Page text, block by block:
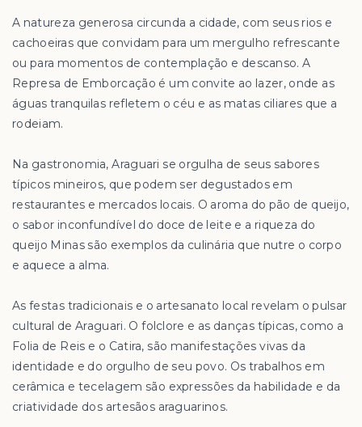
A natureza generosa circunda a cidade, com seus rios e
cachoeiras que convidam para um mergulho refrescante
ou para momentos de contemplação e descanso. A
Represa de Emborcação é um convite ao lazer, onde as
águas tranquilas refletem o céu e as matas ciliares que a
rodeiam.
Na gastronomia, Araguari se orgulha de seus sabores
típicos mineiros, que podem ser degustados em
restaurantes e mercados locais. O aroma do pão de queijo,
o sabor inconfundível do doce de leite e a riqueza do
queijo Minas são exemplos da culinária que nutre o corpo
e aquece a alma.
As festas tradicionais e o artesanato local revelam o pulsar
cultural de Araguari. O folclore e as danças típicas, como a
Folia de Reis e o Catira, são manifestações vivas da
identidade e do orgulho de seu povo. Os trabalhos em
cerâmica e tecelagem são expressões da habilidade e da
criatividade dos artesãos araguarinos.